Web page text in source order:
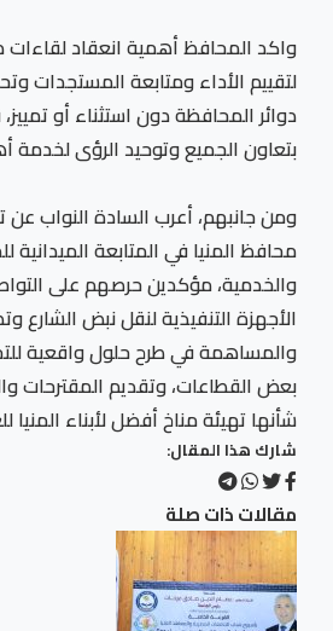
واكد المحافظ أهمية انعقاد لقاءات
لتقييم الأداء ومتابعة المستجدات
دوائر المحافظة دون استثناء أو تمييز،
بتعاون الجميع وتوحيد الرؤى لخدمة
ومن جانبهم، أعرب السادة النواب
محافظ المنيا في المتابعة الميدانية
والخدمية، مؤكدين حرصهم على
الأجهزة التنفيذية لنقل نبض الشارع
والمساهمة في طرح حلول واقعية
بعض القطاعات، وتقديم المقترحات
شأنها تهيئة مناخ أفضل لأبناء المنيا
شارك هذا المقال:
مقالات ذات صلة